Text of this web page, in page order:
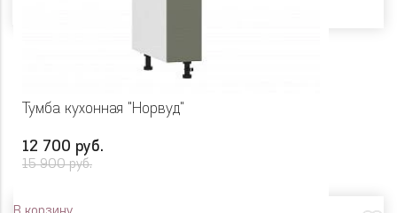
Тумба кухонная "Норвуд"
12 700 руб.
15 900 руб.